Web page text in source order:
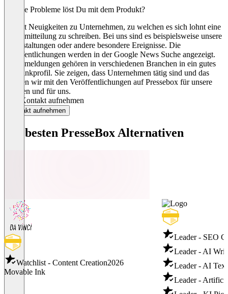
Welche Probleme löst Du mit dem Produkt?
Es gibt Neuigkeiten zu Unternehmen, zu welchen es sich lohnt eine
Pressemitteilung zu schreiben. Bei uns sind es beispielsweise unsere
Veranstaltungen oder andere besondere Ereignisse. Die
Veröffentlichungen werden in der Google News Suche angezeigt.
Pressemeldungen gehören in verschiedenen Branchen in ein gutes
Backlinkprofil. Sie zeigen, dass Unternehmen tätig sind und das
machen wir mit den Veröffentlichungen auf Pressebox für unsere
Kunden und für uns.
Jetzt Kontakt aufnehmen
Kontakt aufnehmen
Die besten PresseBox Alternativen
Watchlist - Content Creation2026
Movable Ink
Leader - SEO
Leader - AI
Leader - AI
Leader -